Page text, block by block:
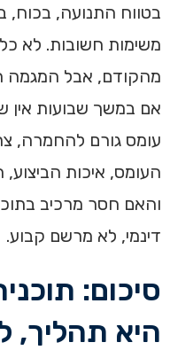
בטווח התנועה, בכוח,
משימות חשובות. לא כל
מהקודם, אבל המגמה
אם במשך שבועות אין
עומס גורם להחמרה,
העומס, איכות
והאם חסר מרכיב
דינמי, לא מרשם קבוע.
סיכום:
היא תהליך,